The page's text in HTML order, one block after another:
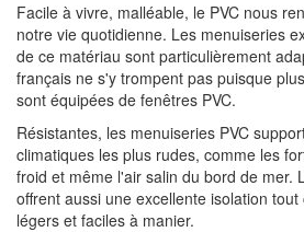
Facile à vivre, malléable, le PVC nous
notre vie quotidienne. Les menuiseries
de ce matériau sont particulièrement
français ne s'y trompent pas puisque
sont équipées de fenêtres PVC.
Résistantes, les menuiseries PVC
climatiques les plus rudes, comme les
froid et même l'air salin du bord de mer.
offrent aussi une excellente isolation tout
légers et faciles à manier.